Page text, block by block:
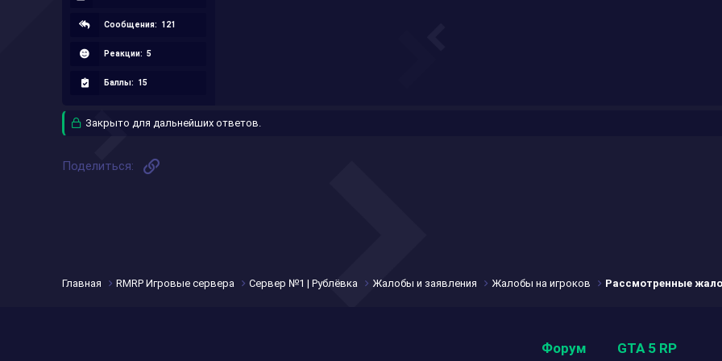
Сообщения: 121
Реакции: 5
Баллы: 15
Закрыто для дальнейших ответов.
Поделиться:
Главная RMRP Игровые сервера Сервер №1 | Рублёвка Жалобы и заявления Жалобы на игроков Рассмотренные
Форум GTA 5 RP